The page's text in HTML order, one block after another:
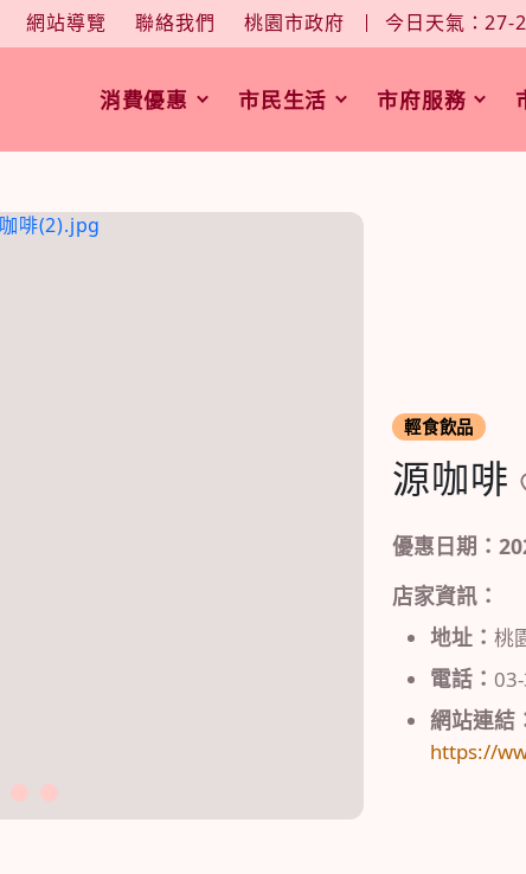
網站導覽 聯絡我們 桃園市政府 今日天氣：27-
字型大小：
消費優惠 市民生活 市府服務
3 4
輕食飲品
源咖啡
優惠日期：
店家資訊：
地址： 桃
電話：
網站連結
https://